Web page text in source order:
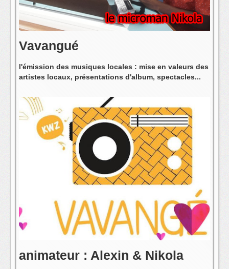
Vavangué
l'émission des musiques locales : mise en valeurs des
artistes locaux, présentations d'album, spectacles...
animateur : Alexin & Nikola